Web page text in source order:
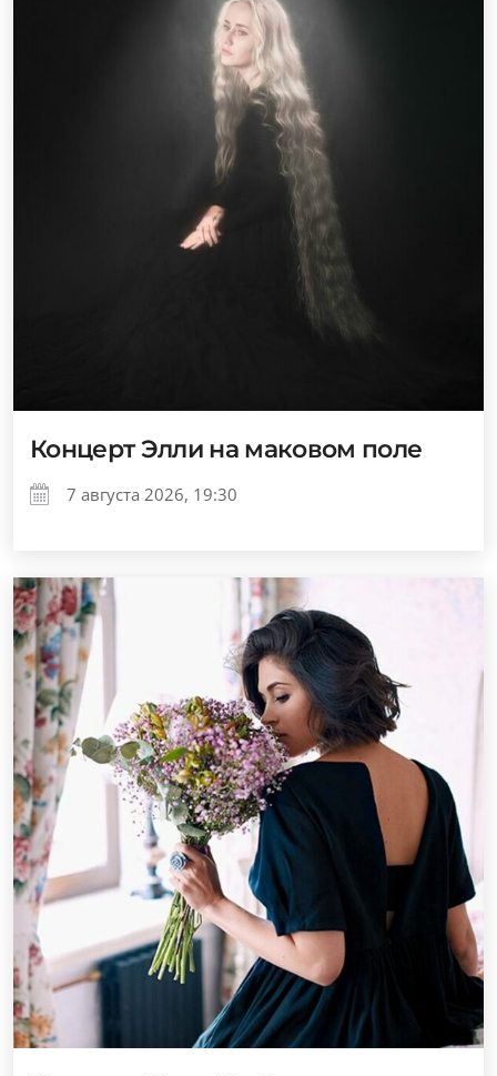
Концерт Элли на маковом поле
7 августа 2026, 19:30